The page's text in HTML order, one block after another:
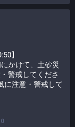
】
かけて、土砂災
警戒してくださ
に注意・警戒して
0